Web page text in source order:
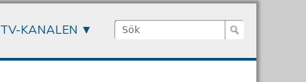
Sökformulär
Sök
TV-KANALEN